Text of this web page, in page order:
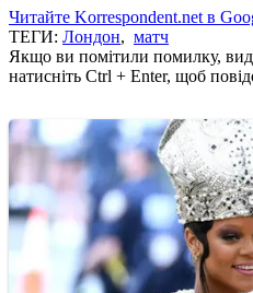
Читайте Korrespondent.net в
ТЕГИ: Лондон, матч
Якщо ви помітили помилку,
натисніть Ctrl + Enter, щоб